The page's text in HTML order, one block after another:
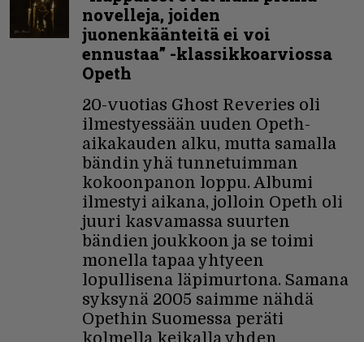
novelleja, joiden
juonenkäänteitä ei voi
ennustaa” -klassikkoarviossa
Opeth
20-vuotias Ghost Reveries oli
ilmestyessään uuden Opeth-
aikakauden alku, mutta samalla
bändin yhä tunnetuimman
kokoonpanon loppu. Albumi
ilmestyi aikana, jolloin Opeth oli
juuri kasvamassa suurten
bändien joukkoon ja se toimi
monella tapaa yhtyeen
lopullisena läpimurtona. Samana
syksynä 2005 saimme nähdä
Opethin Suomessa peräti